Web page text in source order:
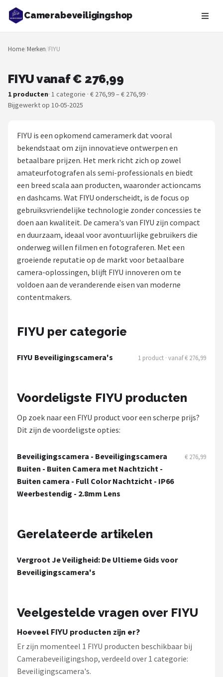
Camerabeveiligingshop
Zoeken
NAVIGATIE
Merken
Beveiligingscamera's
Camera Deurbellen
NAS
Shop
POPULAIRE MERKEN
Home-Locking
Reolink
EZVIZ
Foscam
Teceye
ieGeek
Alle merken →
Home/Merken/FIYU
FIYU vanaf € 276,99
1 producten· 1 categorie · € 276,99 – € 276,99 ·
Bijgewerkt op 10-05-2025
FIYU is een opkomend cameramerk dat vooral
bekendstaat om zijn innovatieve ontwerpen en
betaalbare prijzen. Het merk richt zich op zowel
amateurfotografen als semi-professionals en biedt
een breed scala aan producten, waaronder actioncams
en dashcams. Wat FIYU onderscheidt, is de focus op
gebruiksvriendelijke technologie zonder concessies te
doen aan kwaliteit. De camera's van FIYU zijn compact
en duurzaam, ideaal voor avontuurlijke gebruikers die
onderweg willen filmen en fotograferen. Met een
groeiende reputatie op de markt voor betaalbare
camera-oplossingen, blijft FIYU innoveren om te
voldoen aan de veranderende eisen van moderne
contentmakers.
FIYU per categorie
FIYU Beveiligingscamera's 1 product · vanaf € 276,99
Voordeligste FIYU producten
Op zoek naar een FIYU product voor een scherpe prijs?
Dit zijn de voordeligste opties:
Beveiligingscamera - Beveiligingscamera
Buiten - Buiten Camera met Nachtzicht -
Buiten camera - Full Color Nachtzicht - IP66
Weerbestendig - 2.8mm Lens
€ 276,99
Gerelateerde artikelen
Vergroot Je Veiligheid: De Ultieme Gids voor
Beveiligingscamera's
Veelgestelde vragen over FIYU
Hoeveel FIYU producten zijn er?
Er zijn momenteel 1 FIYU producten beschikbaar bij
Camerabeveiligingshop, verdeeld over 1 categorie:
Beveiligingscamera's.